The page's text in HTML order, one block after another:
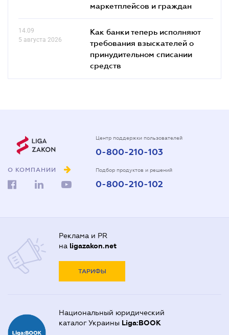
маркетплейсов и граждан
14.09
5 августа 2026
Как банки теперь исполняют
требования взыскателей о
принудительном списании
средств
О КОМПАНИИ
Центр поддержки пользователей
0-800-210-103
Подбор продуктов и решений
0-800-210-102
Реклама и PR
на ligazakon.net
ТАРИФЫ
Национальный юридический
каталог Украины Liga:BOOK